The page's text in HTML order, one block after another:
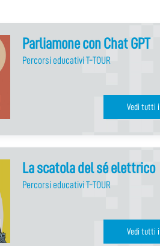
Parliamone con Chat GPT
Percorsi educativi T-TOUR
La scatola del sé elettrico
Percorsi educativi T-TOUR